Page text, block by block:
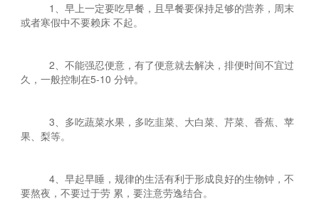
1、早上一定要吃早餐，且早餐要保持足够的营养，周末
或者寒假中不要赖床 不起。
2、不能强忍便意，有了便意就去解决，排便时间不宜过
久，一般控制在5-10 分钟。
3、多吃蔬菜水果，多吃韭菜、大白菜、芹菜、香蕉、苹
果、梨等。
4、早起早睡，规律的生活有利于形成良好的生物钟，不
要熬夜，不要过于劳 累，要注意劳逸结合。